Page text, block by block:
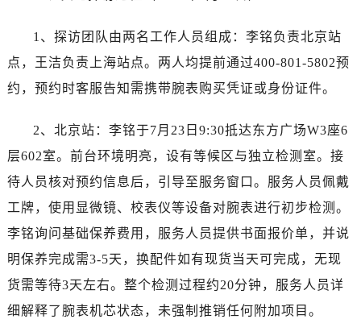
1、探访团队由两名工作人员组成：李铭负责北京站
点，王洁负责上海站点。两人均提前通过400-801-5802预
约，预约时客服告知需携带腕表购买凭证或身份证件。
2、北京站：李铭于7月23日9:30抵达东方广场W3座6
层602室。前台环境明亮，设有等候区与独立检测室。接
待人员核对预约信息后，引导至服务窗口。服务人员佩戴
工牌，使用显微镜、校表仪等设备对腕表进行初步检测。
李铭询问基础保养费用，服务人员提供书面报价单，并说
明保养完成需3-5天，换配件如有现货当天可完成，无现
货需等待3天左右。整个检测过程约20分钟，服务人员详
细解释了腕表机芯状态，未强制推销任何附加项目。